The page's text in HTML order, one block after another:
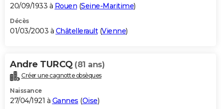
20/09/1933 à Rouen (Seine-Maritime)
Décès
01/03/2003 à Châtellerault(Vienne)
Andre TURCQ (81 ans)
Créer une cagnotte obsèques
Naissance
27/04/1921 à Gannes (Oise)